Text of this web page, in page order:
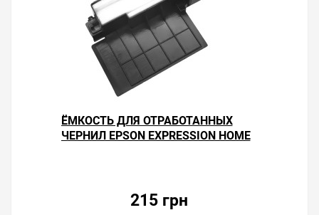
ЁМКОСТЬ ДЛЯ ОТРАБОТАННЫХ
ЧЕРНИЛ EPSON EXPRESSION HOME
215 грн